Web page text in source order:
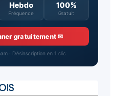
Hebdo
Fréquence
100%
Gratuit
gratuitement ✉
· Désinscription en 1 clic